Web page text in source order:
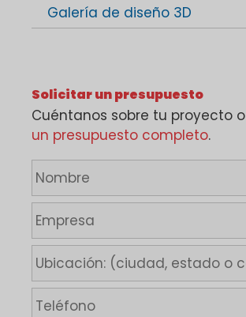
Galería de diseño 3D
Solicitar un presupuesto
Cuéntanos sobre tu proyecto o
un presupuesto completo.
N
o
m
b
r
e
*
E
m
p
r
e
s
U
b
i
c
T